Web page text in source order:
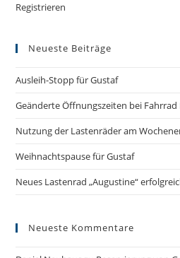
Registrieren
Neueste Beiträge
Ausleih-Stopp für Gustaf
Geänderte Öffnungszeiten bei
Nutzung der Lastenräder am
Weihnachtspause für Gustaf
Neues Lastenrad „Augustine“
Neueste Kommentare